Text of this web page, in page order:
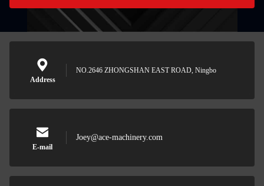
Address
NO.2646 ZHONGSHAN EAST ROAD, Ningbo
E-mail
Joey@ace-machinery.com